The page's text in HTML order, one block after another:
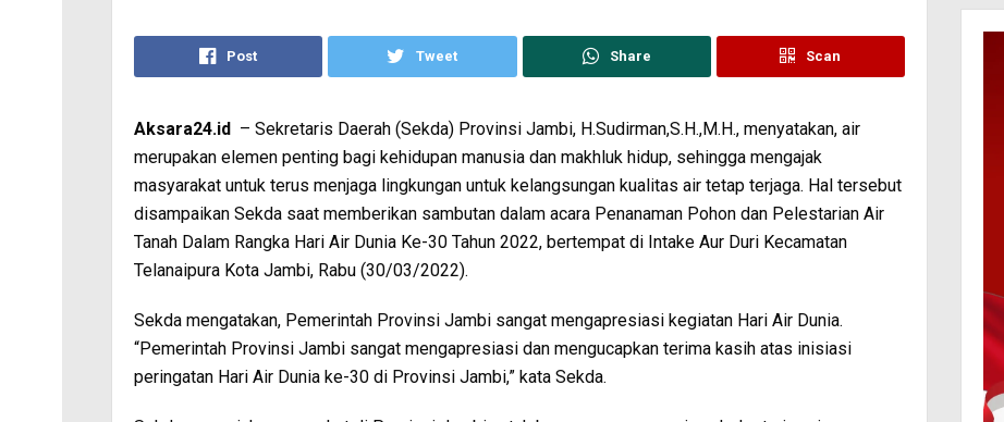
Post Tweet Share Scan
Aksara24.id – Sekretaris Daerah (Sekda) Provinsi Jambi, H.Sudirman,S.H.,M.H., menyatakan, air
merupakan elemen penting bagi kehidupan manusia dan makhluk hidup, sehingga mengajak
masyarakat untuk terus menjaga lingkungan untuk kelangsungan kualitas air tetap terjaga. Hal tersebut
disampaikan Sekda saat memberikan sambutan dalam acara Penanaman Pohon dan Pelestarian Air
Tanah Dalam Rangka Hari Air Dunia Ke-30 Tahun 2022, bertempat di Intake Aur Duri Kecamatan
Telanaipura Kota Jambi, Rabu (30/03/2022).
Sekda mengatakan, Pemerintah Provinsi Jambi sangat mengapresiasi kegiatan Hari Air Dunia.
“Pemerintah Provinsi Jambi sangat mengapresiasi dan mengucapkan terima kasih atas inisiasi
peringatan Hari Air Dunia ke-30 di Provinsi Jambi,” kata Sekda.